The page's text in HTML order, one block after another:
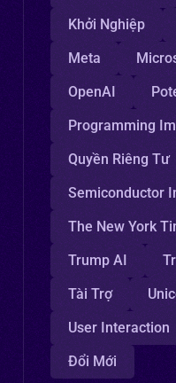
Khởi Nghiệp
Meta
OpenAI
Programming
Quyền Riêng Tư
Semiconductor
The New York
Trump AI
Tài Trợ
User Interaction
Đổi Mới